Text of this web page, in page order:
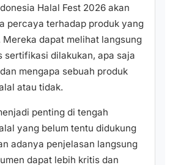
Halal Fest 2026 akan
percaya terhadap produk yang
Mereka dapat melihat langsung
sertifikasi dilakukan, apa saja
mengapa sebuah produk
atau tidak.
penting di tengah
yang belum tentu didukung
adanya penjelasan langsung
dapat lebih kritis dan